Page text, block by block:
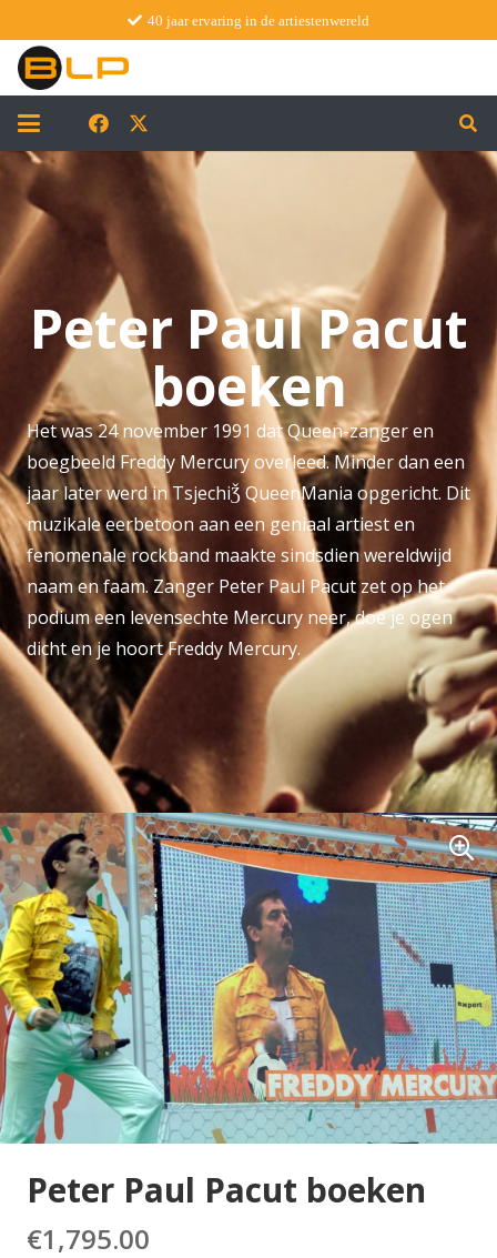
40 jaar ervaring in de artiestenwereld
Peter Paul Pacut
boeken
Het was 24 november 1991 dat Queen-zanger en
boegbeeld Freddy Mercury overleed. Minder dan een
jaar later werd in TsjechiǮ QueenMania opgericht. Dit
muzikale eerbetoon aan een geniaal artiest en
fenomenale rockband maakte sindsdien wereldwijd
naam en faam. Zanger Peter Paul Pacut zet op het
podium een levensechte Mercury neer, doe je ogen
dicht en je hoort Freddy Mercury.
Peter Paul Pacut boeken
€1,795.00